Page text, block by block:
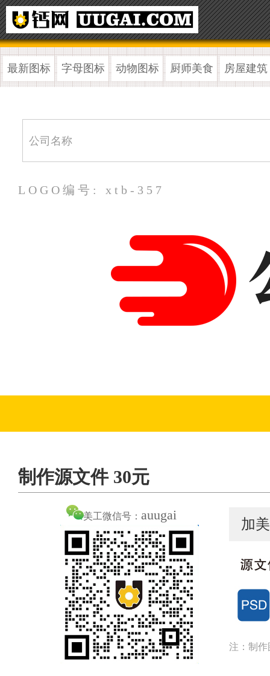
最新图标 字母图标 动物图标 厨师美食 房屋建筑
LOGO编号: xtb-357
制作源文件 30元
美工微信号： auugai
加
注：制作